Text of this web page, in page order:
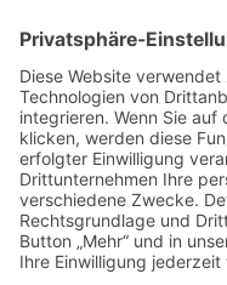
Wir